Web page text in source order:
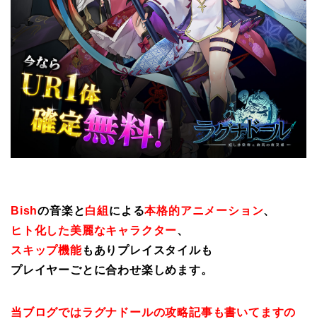
Bishの音楽と白組 による本格的アニメーション、
ヒト化した美麗なキャラクター、
スキップ機能もありプレイスタイルも
プレイヤーごとに合わせ楽しめます。
当ブログではラグナドールの攻略記事も書いてますの